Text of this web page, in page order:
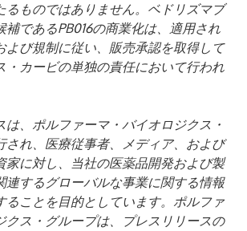
るものではありません。ベドリズマブ
補であるPB016の商業化は、適用され
よび規制に従い、販売承認を取得して
・カービの単独の責任において行われ
は、ポルファーマ・バイオロジクス・
され、医療従事者、メディア、および
家に対し、当社の医薬品開発および製
連するグローバルな事業に関する情報
ることを目的としています。ポルファ
クス・グループは、プレスリリースの